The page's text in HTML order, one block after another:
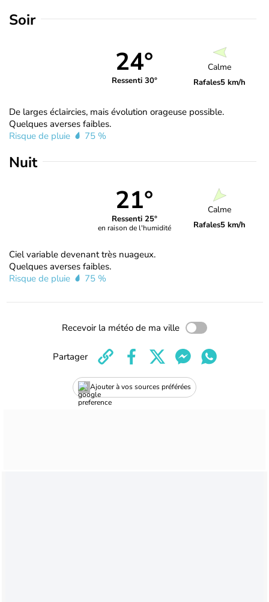
Soir
24°
Ressenti 30°
Calme
Rafales5 km/h
De larges éclaircies, mais évolution orageuse possible.
Quelques averses faibles.
Risque de pluie
75 %
Nuit
21°
Ressenti 25°
en raison de l'humidité
Calme
Rafales5 km/h
Ciel variable devenant très nuageux.
Quelques averses faibles.
Risque de pluie
75 %
Recevoir la météo de ma ville
Ajouter à vos sources préférées
Partager